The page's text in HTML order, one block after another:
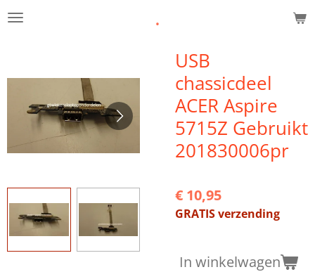
Ga
hoofdinhoud
.
USB
chassicdeel
ACER Aspire
5715Z Gebruikt
201830006pr
€ 10,95
GRATIS verzending
In winkelwagen